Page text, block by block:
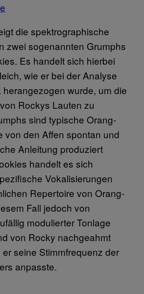
die spektrographische
zwei sogenannten Grumphs
Es handelt sich hierbei
wie er bei der Analyse
wurde, um die
Rockys Lauten zu
sind typische Orang-
von den Affen spontan und
Anleitung produziert
handelt es sich
Vokalisierungen
Repertoire von Orang-
Fall jedoch von
modulierter Tonlage
von Rocky nachgeahmt
seine Stimmfrequenz der
anpasste.